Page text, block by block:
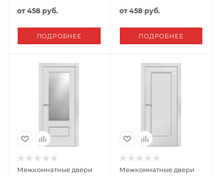
от458 руб.
ПОДРОБНЕЕ
от458 руб.
ПОДРОБНЕЕ
Межкомнатные двери
Межкомнатные двери